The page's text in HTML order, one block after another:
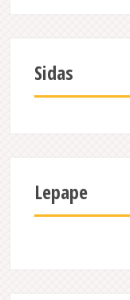
Sidas
Lepape